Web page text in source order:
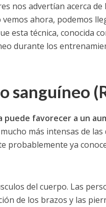
nos advertían acerca
ahora, podemos
esta técnica, conocida
durante los
sanguíneo
favorecer a un
más intensas de las
probablemente ya
del cuerpo. Las
de los brazos y las